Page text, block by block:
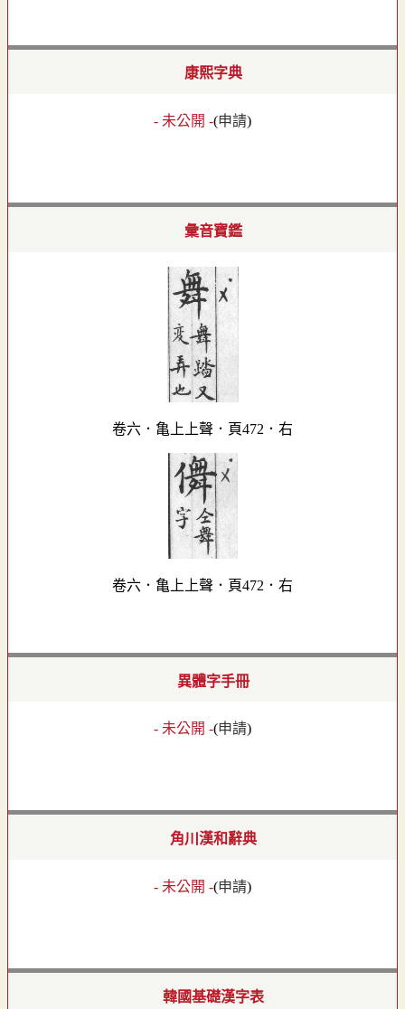
康熙字典
- 未公開 -(申請)
彙音寶鑑
卷六．亀上上聲．頁472．右
卷六．亀上上聲．頁472．右
異體字手冊
- 未公開 -(申請)
角川漢和辭典
- 未公開 -(申請)
韓國基礎漢字表